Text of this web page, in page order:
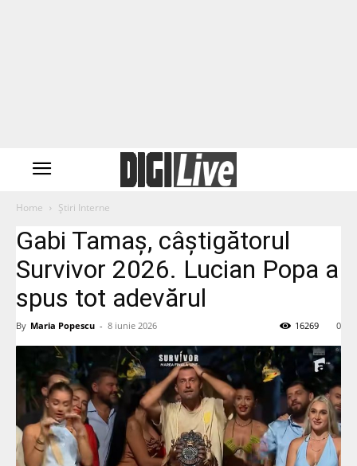
Home Știri Interne
Gabi Tamaș, câștigătorul
Survivor 2026. Lucian Popa a
spus tot adevărul
By Maria Popescu - 8 iunie 2026 0
16269